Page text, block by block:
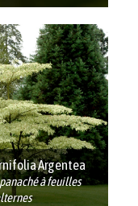
Argentea
à feuilles